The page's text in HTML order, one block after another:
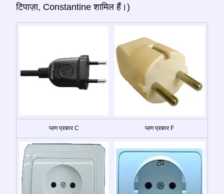
टिपाज़ा, Constantine शामिल हैं।)
प्लग प्रकार C प्लग प्रकार F